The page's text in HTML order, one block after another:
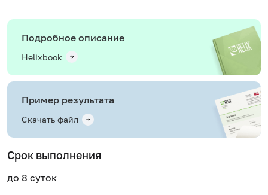
Подробное описание
Helixbook
Пример результата
Скачать файл
Срок выполнения
до 8 суток